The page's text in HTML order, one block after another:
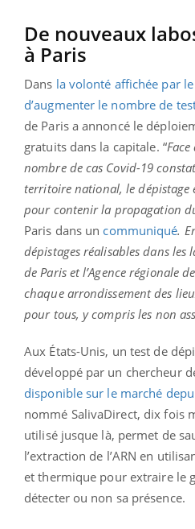
De nouveaux
à Paris
Dans la volonté affichée par
d’augmenter le nombre de
de Paris a annoncé le
gratuits dans la capitale. “
nombre de cas Covid-19
territoire national, le
pour contenir la propagation
Paris dans un communiqué.
dépistages réalisables dans les
de Paris et l’Agence régionale
chaque arrondissement des
pour tous, y compris les non
Aux États-Unis, un test de
développé par un chercheur
disponible sur le marché
nommé SalivaDirect, dix fois
utilisé jusque là, permet de
l’extraction de l’ARN en
et thermique pour extraire le
détecter ou non sa présence.